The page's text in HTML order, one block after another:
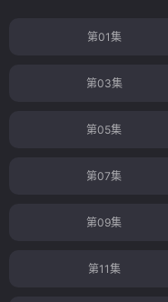
第01集
第03集
第05集
第07集
第09集
第11集